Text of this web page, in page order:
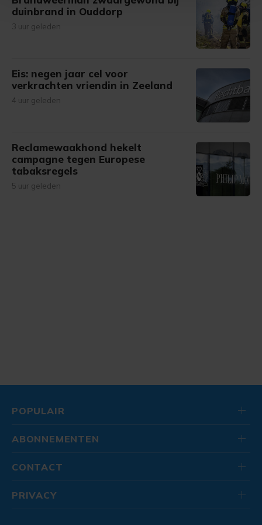
Met cookies werkt onze website beter en wordt jouw
bezoek makkelijker en persoonlijker. Op
onze cookiepagina kun je ons cookiebeleid bekijken en je
duinbrand in Ouddorp
3 uur geleden
Eis: negen jaar cel voor
verkrachten vriendin in Zeeland
4 uur geleden
Reclamewaakhond hekelt
campagne tegen Europese
tabaksregels
5 uur geleden
POPULAIR
ABONNEMENTEN
CONTACT
PRIVACY